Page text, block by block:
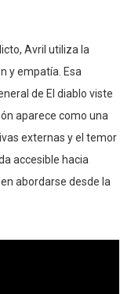
Avril utiliza la
y empatía. Esa
de El diablo viste
aparece como una
externas y el temor
accesible hacia
abordarse desde la